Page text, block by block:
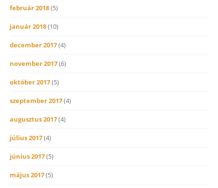
február 2018(5)
január 2018(10)
december 2017(4)
november 2017(6)
október 2017(5)
szeptember 2017(4)
augusztus 2017(4)
július 2017(4)
június 2017(5)
május 2017(5)